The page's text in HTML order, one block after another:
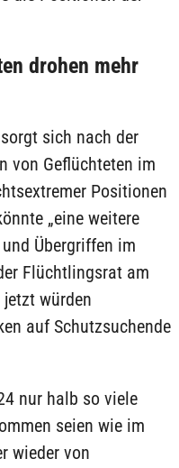
drohen mehr
sich nach der
von Geflüchteten im
Positionen
„eine weitere
Übergriffen im
Flüchtlingsrat am
würden
auf Schutzsuchende
nur halb so viele
seien wie im
wieder von